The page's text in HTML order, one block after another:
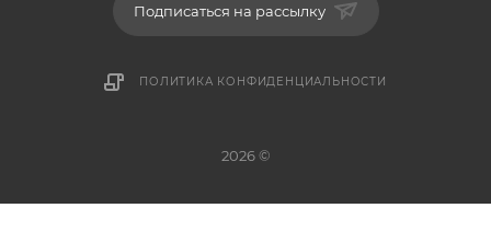
Подписаться на рассылку
ПОЛИТИКА КОНФИДЕНЦИАЛЬНОСТИ
2026 ©